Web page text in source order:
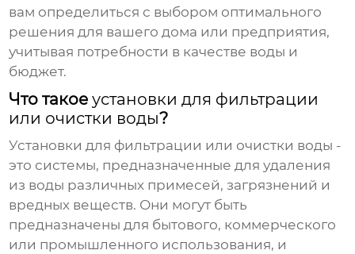
вам определиться с выбором оптимального
решения для вашего дома или предприятия,
учитывая потребности в качестве воды и
бюджет.
Что такоеустановки для фильтрации
или очистки воды?
Установки для фильтрации или очистки воды -
это системы, предназначенные для удаления
из воды различных примесей, загрязнений и
вредных веществ. Они могут быть
предназначены для бытового, коммерческого
или промышленного использования, и